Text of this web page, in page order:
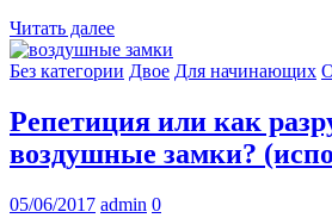
Читать далее
Без категории Двое Для начинающих
Репетиция или как
воздушные замки?
05/06/2017 admin 0